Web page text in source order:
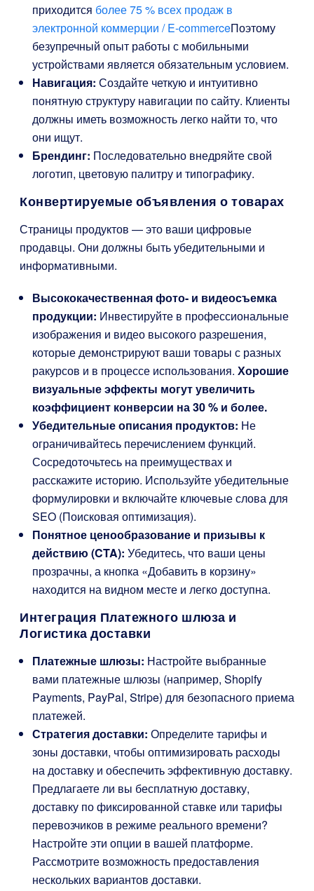
приходится более 75 % всех продаж в
электронной коммерции / E-commerceПоэтому
безупречный опыт работы с мобильными
устройствами является обязательным условием.
Навигация: Создайте четкую и интуитивно
понятную структуру навигации по сайту. Клиенты
должны иметь возможность легко найти то, что
они ищут.
Брендинг: Последовательно внедряйте свой
логотип, цветовую палитру и типографику.
Конвертируемые объявления о товарах
Страницы продуктов — это ваши цифровые
продавцы. Они должны быть убедительными и
информативными.
Высококачественная фото- и видеосъемка
продукции: Инвестируйте в профессиональные
изображения и видео высокого разрешения,
которые демонстрируют ваши товары с разных
ракурсов и в процессе использования. Хорошие
визуальные эффекты могут увеличить
коэффициент конверсии на 30 % и более.
Убедительные описания продуктов: Не
ограничивайтесь перечислением функций.
Сосредоточьтесь на преимуществах и
расскажите историю. Используйте убедительные
формулировки и включайте ключевые слова для
SEO (Поисковая оптимизация).
Понятное ценообразование и призывы к
действию (CTA): Убедитесь, что ваши цены
прозрачны, а кнопка «Добавить в корзину»
находится на видном месте и легко доступна.
Интеграция Платежного шлюза и
Логистика доставки
Платежные шлюзы: Настройте выбранные
вами платежные шлюзы (например, Shopify
Payments, PayPal, Stripe) для безопасного приема
платежей.
Стратегия доставки: Определите тарифы и
зоны доставки, чтобы оптимизировать расходы
на доставку и обеспечить эффективную доставку.
Предлагаете ли вы бесплатную доставку,
доставку по фиксированной ставке или тарифы
перевозчиков в режиме реального времени?
Настройте эти опции в вашей платформе.
Рассмотрите возможность предоставления
нескольких вариантов доставки.